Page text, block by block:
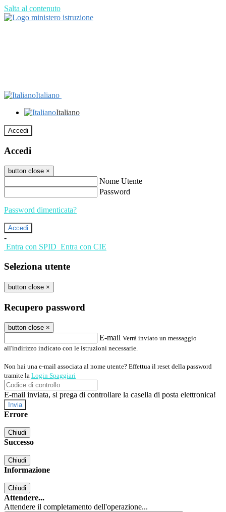
Salta al contenuto
Italiano
Italiano
Accedi
Accedi
button close ×
Nome Utente
Password
Password dimenticata?
-
Entra con SPID Entra con CIE
Seleziona utente
button close ×
Recupero password
button close ×
E-mail Verrà inviato un messaggio
all'indirizzo indicato con le istruzioni necessarie.
Non hai una e-mail associata al nome utente? Effettua il reset della password
tramite la Login Spaggiari
E-mail inviata, si prega di controllare la casella di posta elettronica!
Errore
Chiudi
Successo
Chiudi
Informazione
Chiudi
Attendere...
Attendere il completamento dell'operazione...